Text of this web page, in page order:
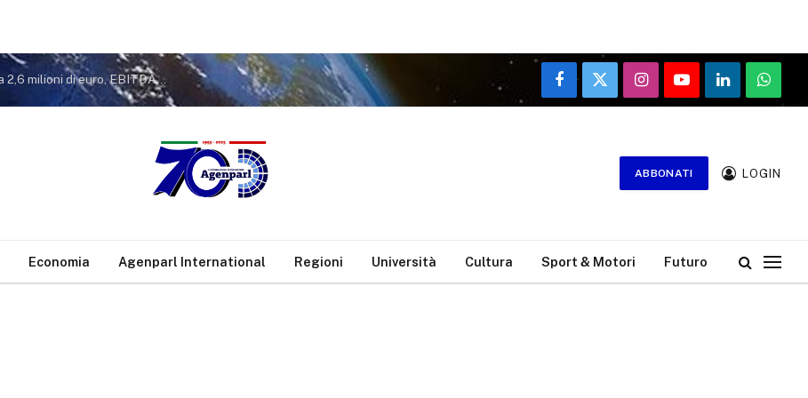
Gruppo Sogin: approvato il Bilancio 2025. Utile a 2,6 milioni di euro, EBITDA a 26,7 milioni. Avanzamento del decommissioning al 47,7%
Facebook
X
(Twitter)
InstagramYouTubeLinkedIn
ABBONATI LOGIN
Economia Agenparl International Regioni Università Cultura Sport & Motori Futuro